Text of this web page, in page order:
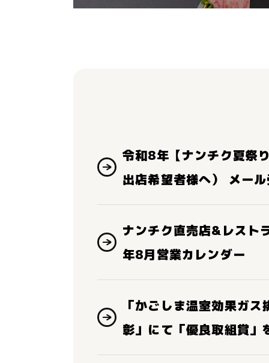
令和8年【ナンチク夏祭
出店希望者様へ） メー
ナンチク直売店&レス
年8月営業カレンダー
「かごしま温室効果ガ
彰」にて「優良取組賞」